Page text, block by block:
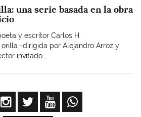
una serie basada en la obra
y escritor Carlos H.
-dirigida por Alejandro Arroz y
invitado...